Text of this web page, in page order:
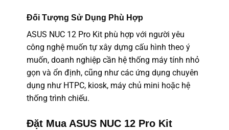
Đối Tượng Sử Dụng Phù Hợp
ASUS NUC 12 Pro Kit phù hợp với người yêu
công nghệ muốn tự xây dựng cấu hình theo ý
muốn, doanh nghiệp cần hệ thống máy tính nhỏ
gọn và ổn định, cũng như các ứng dụng chuyên
dụng như HTPC, kiosk, máy chủ mini hoặc hệ
thống trình chiếu.
Đặt Mua ASUS NUC 12 Pro Kit